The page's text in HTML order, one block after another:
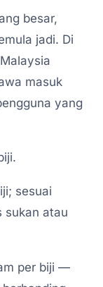
besar,
jadi. Di
masuk
yang
sesuai
sukan atau
per biji —